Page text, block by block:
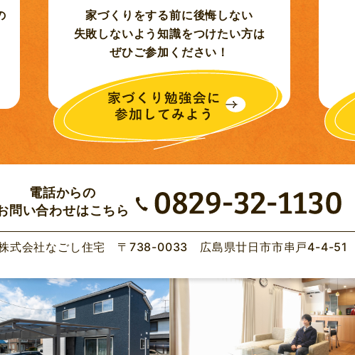
家づくりをする前に後悔しない
失敗しないよう知識をつけたい方は
ぜひご参加ください！
電話からの
問い合わせはこちら
式会社なごし住宅 〒738-0033 広島県廿日市市串戸4-4-51